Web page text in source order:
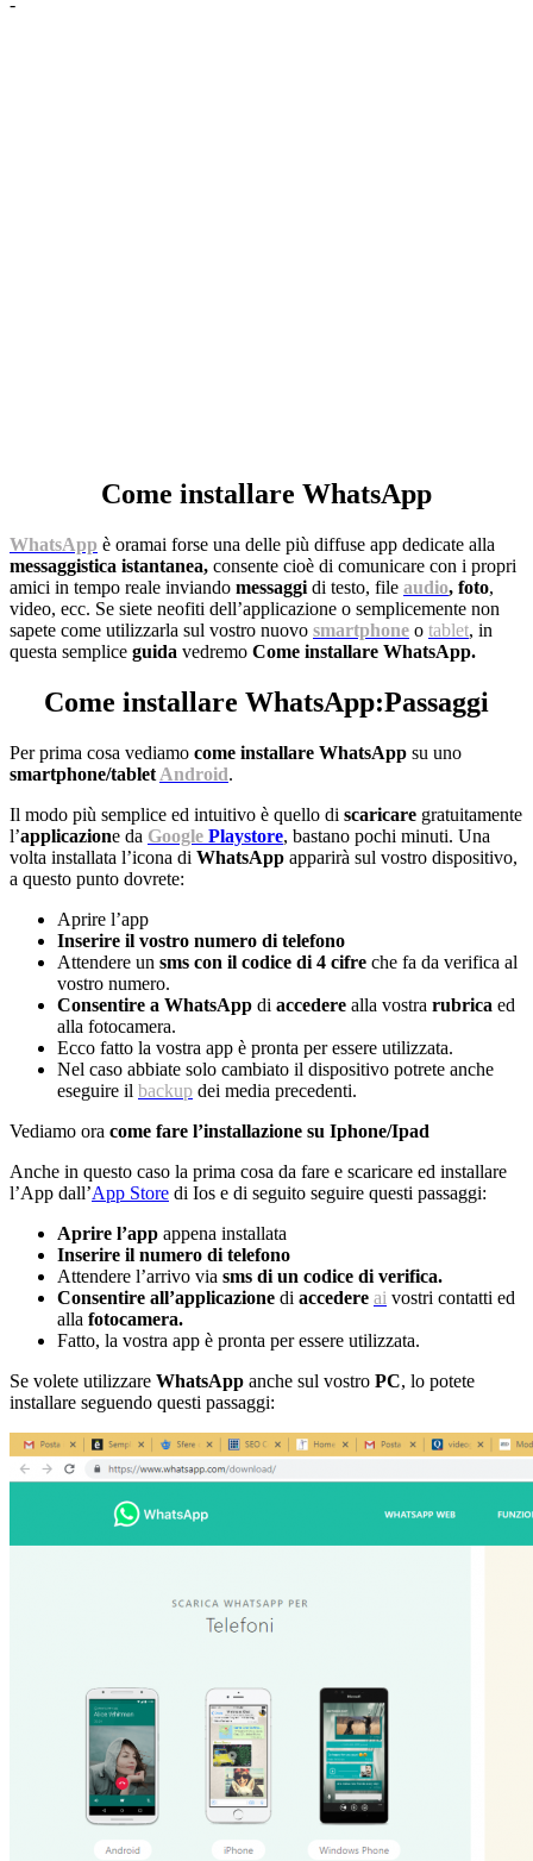
-
Come installare WhatsApp
WhatsApp è oramai forse una delle più diffuse app dedicate alla
messaggistica istantanea, consente cioè di comunicare con i propri
amici in tempo reale inviando messaggi di testo, file audio, foto,
video, ecc. Se siete neofiti dell’applicazione o semplicemente non
sapete come utilizzarla sul vostro nuovo smartphone o tablet, in
questa semplice guida vedremo Come installare WhatsApp.
Come installare WhatsApp:Passaggi
Per prima cosa vediamo come installare WhatsApp su uno
smartphone/tablet Android.
Il modo più semplice ed intuitivo è quello di scaricare gratuitamente
l’applicazione da Google Playstore, bastano pochi minuti. Una
volta installata l’icona di WhatsApp apparirà sul vostro dispositivo,
a questo punto dovrete:
Aprire l’app
Inserire il vostro numero di telefono
Attendere un sms con il codice di 4 cifre che fa da verifica al
vostro numero.
Consentire a WhatsApp di accedere alla vostra rubrica ed
alla fotocamera.
Ecco fatto la vostra app è pronta per essere utilizzata.
Nel caso abbiate solo cambiato il dispositivo potrete anche
eseguire il backup dei media precedenti.
Vediamo ora come fare l’installazione su Iphone/Ipad
Anche in questo caso la prima cosa da fare e scaricare ed installare
l’App dall’App Store di Ios e di seguito seguire questi passaggi:
Aprire l’app appena installata
Inserire il numero di telefono
Attendere l’arrivo via sms di un codice di verifica.
Consentire all’applicazione di accedere ai vostri contatti ed
alla fotocamera.
Fatto, la vostra app è pronta per essere utilizzata.
Se volete utilizzare WhatsApp anche sul vostro PC, lo potete
installare seguendo questi passaggi: